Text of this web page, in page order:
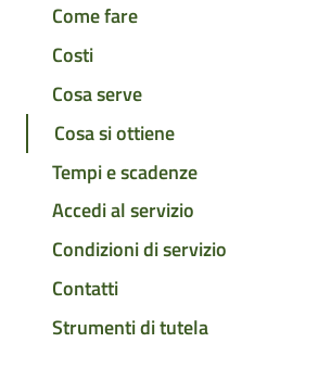
Come fare
Costi
Cosa serve
Cosa si ottiene
Tempi e scadenze
Accedi al servizio
Condizioni di servizio
Contatti
Strumenti di tutela